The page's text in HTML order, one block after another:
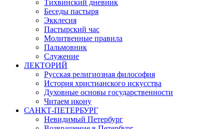
Тихвинский дневник
Беседы пастыря
Экклесия
Пастырский час
Молитвенные правила
Пальмовник
Служение
ЛЕКТОРИЙ
Русская религиозная философия
История христианского искусства
Духовные основы государственности
Читаем икону
САНКТ-ПЕТЕРБУРГ
Невидимый Петербург